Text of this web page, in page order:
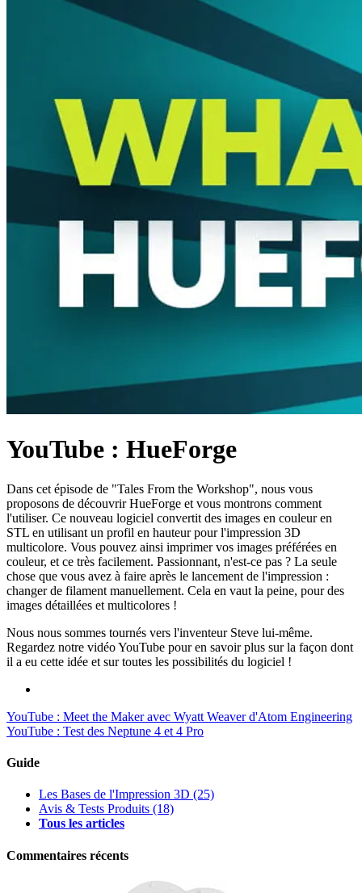
YouTube : HueForge
Dans cet épisode de "Tales From the Workshop", nous vous
proposons de découvrir HueForge et vous montrons comment
l'utiliser. Ce nouveau logiciel convertit des images en couleur en
STL en utilisant un profil en hauteur pour l'impression 3D
multicolore. Vous pouvez ainsi imprimer vos images préférées en
couleur, et ce très facilement. Passionnant, n'est-ce pas ? La seule
chose que vous avez à faire après le lancement de l'impression :
changer de filament manuellement. Cela en vaut la peine, pour des
images détaillées et multicolores !
Nous nous sommes tournés vers l'inventeur Steve lui-même.
Regardez notre vidéo YouTube pour en savoir plus sur la façon dont
il a eu cette idée et sur toutes les possibilités du logiciel !
YouTube : Meet the Maker avec Wyatt Weaver d'Atom Engineering
YouTube : Test des Neptune 4 et 4 Pro
Guide
Les Bases de l'Impression 3D (25)
Avis & Tests Produits (18)
Tous les articles
Commentaires récents